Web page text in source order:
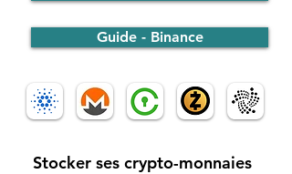
Guide - Binance
Stocker ses crypto-monnaies